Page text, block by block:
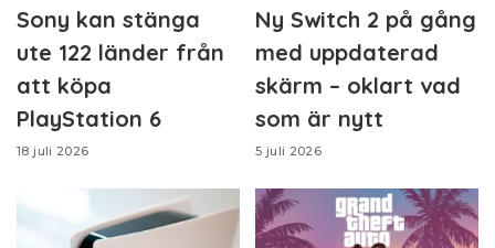
Sony kan stänga
ute 122 länder från
att köpa
PlayStation 6
18 juli 2026
Ny Switch 2 på gång
med uppdaterad
skärm – oklart vad
som är nytt
5 juli 2026